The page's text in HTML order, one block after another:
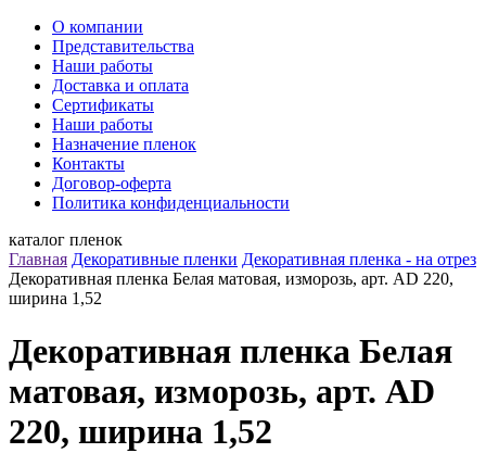
О компании
Представительства
Наши работы
Доставка и оплата
Сертификаты
Наши работы
Назначение пленок
Контакты
Договор-оферта
Политика конфиденциальности
каталог пленок
Главная Декоративные пленки Декоративная пленка - на отрез
Декоративная пленка Белая матовая, изморозь, арт. AD 220,
ширина 1,52
Декоративная пленка Белая
матовая, изморозь, арт. AD
220, ширина 1,52